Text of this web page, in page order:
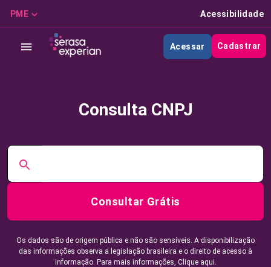
PME Acessibilidade
Acessar Cadastrar
Consulta CNPJ
Consultar Grátis
Os dados são de origem pública e não são sensíveis. A disponibilização
das informações observa a legislação brasileira e o direito de acesso à
informação. Para mais informações, Clique aqui.